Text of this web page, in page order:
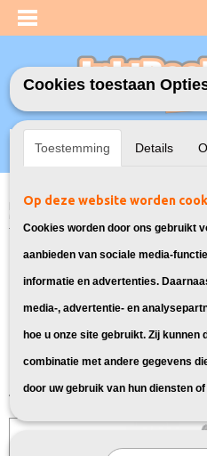
Inloggen Registreren
Home>Toners>TN-2510 Toners
Toners geschikt
L2860DWE
Cookies toestaan
Toestemming Details
Op deze website worden
Cookies worden door ons gebruikt
aanbieden van sociale media-
informatie en advertenties.
media-, advertentie- en
hoe u onze site gebruikt. Zij kunnen
combinatie met andere gegevens
door uw gebruik van hun diensten